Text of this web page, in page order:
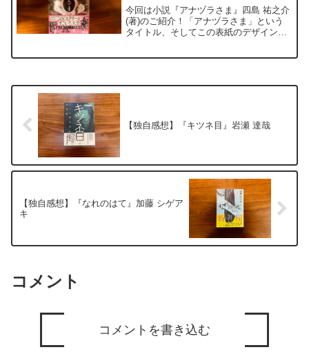
今回は小説『アナヅラさま』四島 祐之介
(著)のご紹介！「アナヅラさま」という
タイトル、そしてこの表紙のデザイン。
【独自感想】『キツネ目』岩瀬 達哉
【独自感想】『なれのはて』加藤 シゲア
キ
コメント
コメントを書き込む